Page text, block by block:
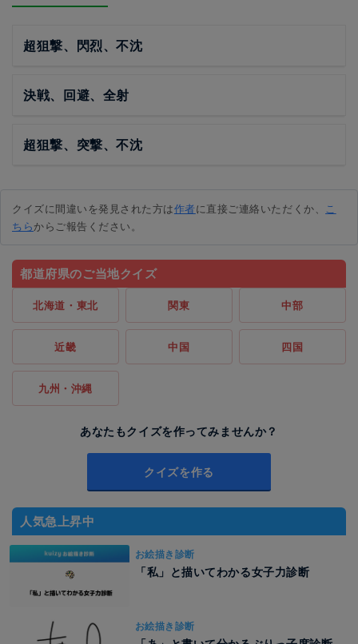
超狙撃、閃烈、不沈
決戦、回避、全射
超狙撃、突撃、不沈
クイズに間違いを発見された方は作者に直接ご連絡いただくか、 こ
ちらからご報告ください。
都道府県のご当地クイズ
北海道・東北 関東 中部
近畿 中国 四国
九州・沖縄
あなたもクイズを作ってみませんか？
クイズを作る
人気急上昇中
お絵描き診断
「私」と描いてわかる女子力診断
お絵描き診断